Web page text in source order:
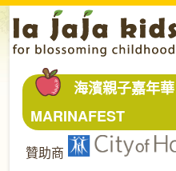
海濱親子嘉年
MARINAFEST
贊助商